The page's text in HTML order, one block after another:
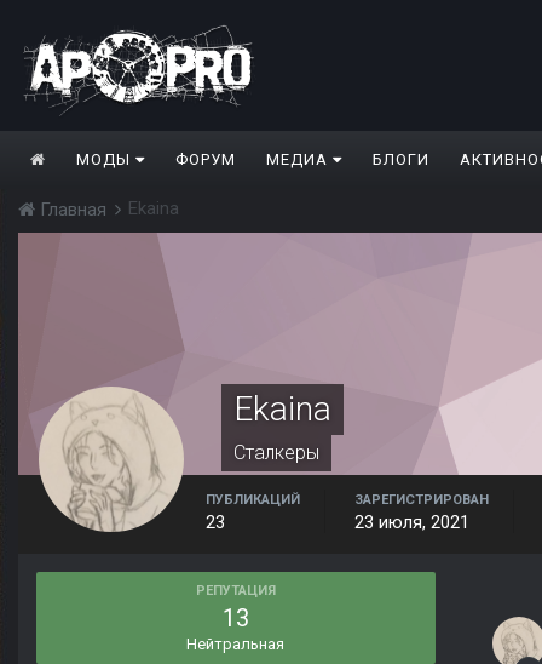
МОДЫ ФОРУМ МЕДИА БЛОГИ
Главная Ekaina
Ekaina
Сталкеры
ПУБЛИКАЦИЙ
23
ЗАРЕГИСТРИРОВАН
23 июля, 2021
РЕПУТАЦИЯ
13
Нейтральная